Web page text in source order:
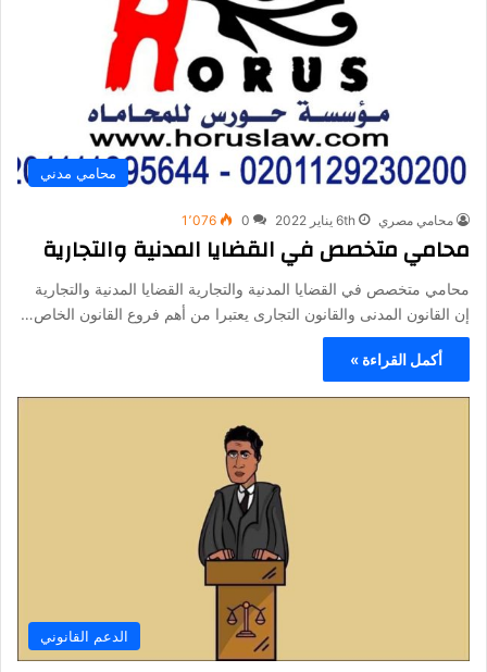
محامي مدني
محامي مصري 6th يناير 2022 0 1٬076
محامي متخصص في القضايا المدنية والتجارية
محامي متخصص في القضايا المدنية والتجارية القضايا المدنية والتجارية
إن القانون المدنى والقانون التجارى يعتبرا من أهم فروع القانون الخاص…
أكمل القراءة »
الدعم القانوني